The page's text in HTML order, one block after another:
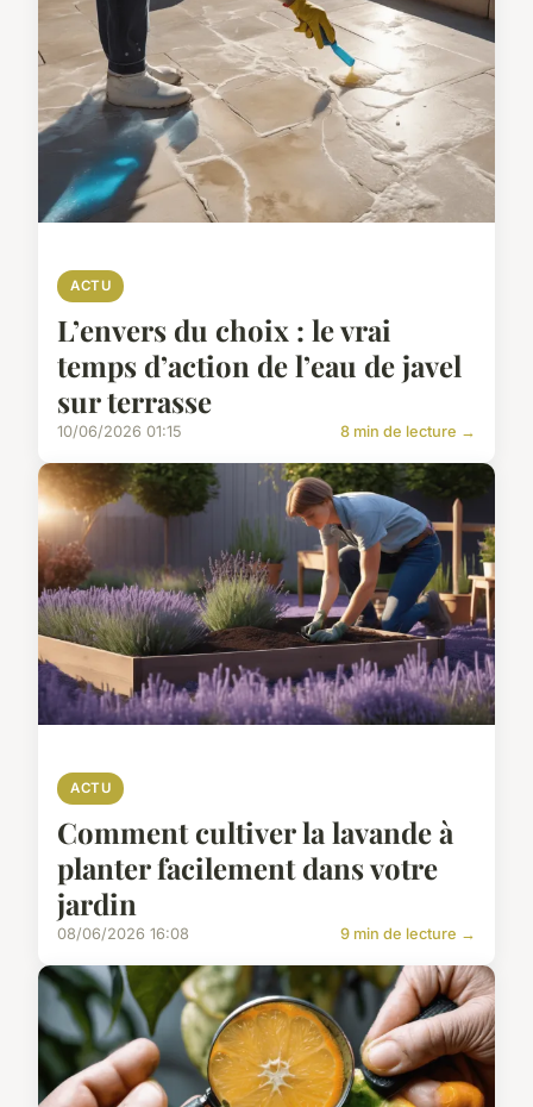
ACTU
L’envers du choix : le vrai
temps d’action de l’eau de javel
sur terrasse
10/06/2026 01:15 8 min de lecture →
ACTU
Comment cultiver la lavande à
planter facilement dans votre
jardin
08/06/2026 16:08 9 min de lecture →